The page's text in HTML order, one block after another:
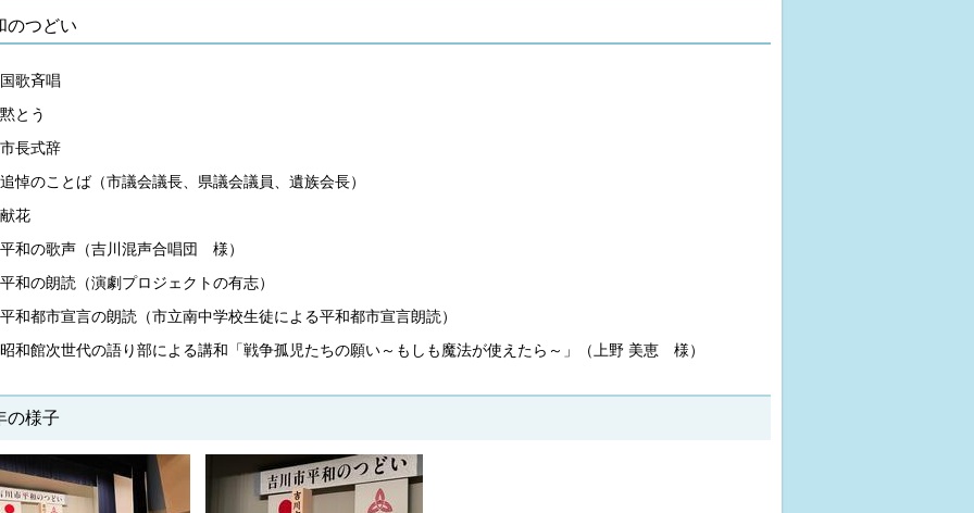
のつどい
国歌斉唱
黙とう
市長式辞
追悼のことば（市議会議長、県議会議員、遺族会長）
献花
平和の歌声（吉川混声合唱団 様）
平和の朗読（演劇プロジェクトの有志）
平和都市宣言の朗読（市立南中学校生徒による平和都市宣言朗読）
昭和館次世代の語り部による講和「戦争孤児たちの願い～もしも魔法が使えたら～」（上野 美恵 様）
の様子